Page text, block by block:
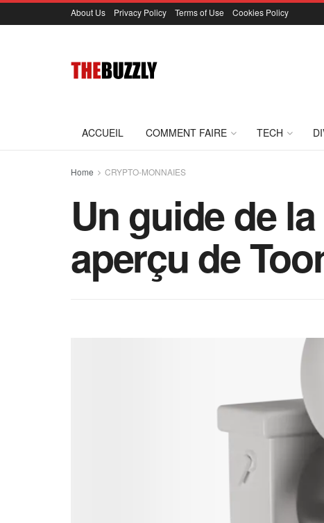
About Us Privacy Policy Terms of Use Cookies Policy
ACCUEIL COMMENT FAIRE TECH
Home CRYPTO-MONNAIES
Un guide de
aperçu de